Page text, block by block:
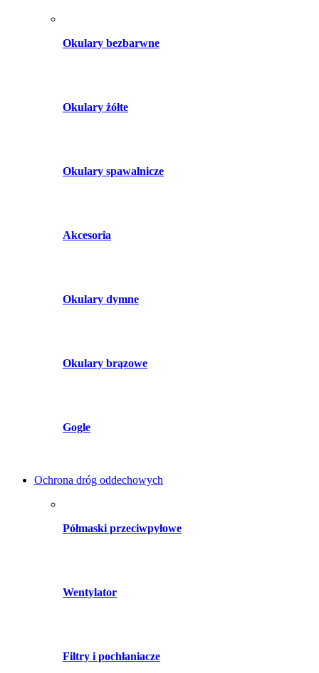
Okulary bezbarwne
Okulary żółte
Okulary spawalnicze
Akcesoria
Okulary dymne
Okulary brązowe
Gogle
Ochrona dróg oddechowych
Półmaski przeciwpyłowe
Wentylator
Filtry i pochłaniacze